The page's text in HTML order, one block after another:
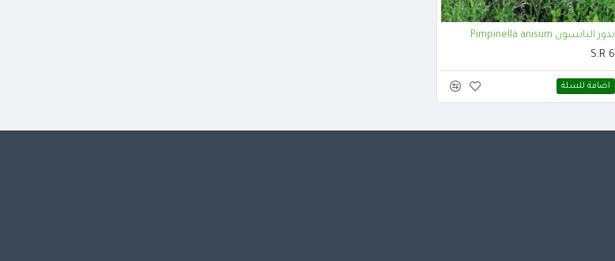
بذور اليانسون Pimpinella anisum
S.R 6
اضافة للسلة